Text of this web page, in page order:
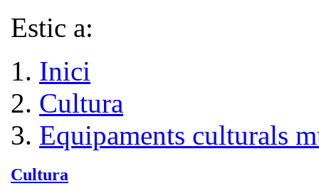
Estic a:
Inici
Cultura
Equipaments culturals
Cultura